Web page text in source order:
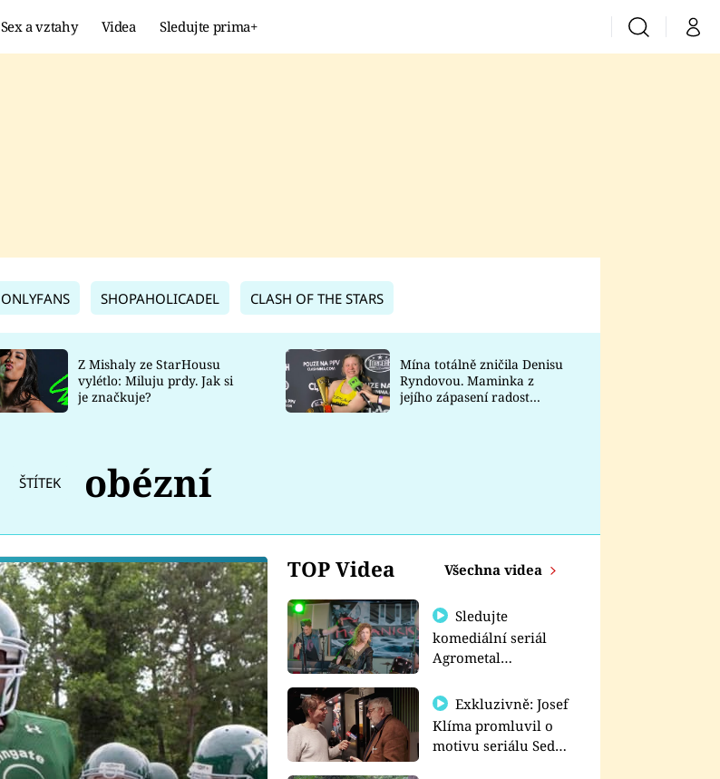
Sex a vztahy Videa Sledujte prima+ VyhledáváníMůj
Prima Lajk
Sledujte nás
ONLYFANS SHOPAHOLICADEL CLASH OF THE STARS
Z Mishaly ze StarHousu
vylétlo: Miluju prdy. Jak si
je značkuje?
Mína totálně zničila Denisu
Ryndovou. Maminka z
jejího zápasení radost
ŠTÍTEK obézní
TOP Videa Všechna videa
Sledujte
komediální seriál
Agrometal
prima+
Exkluzivně: Josef
Klíma promluvil o
motivu seriálu Sedm